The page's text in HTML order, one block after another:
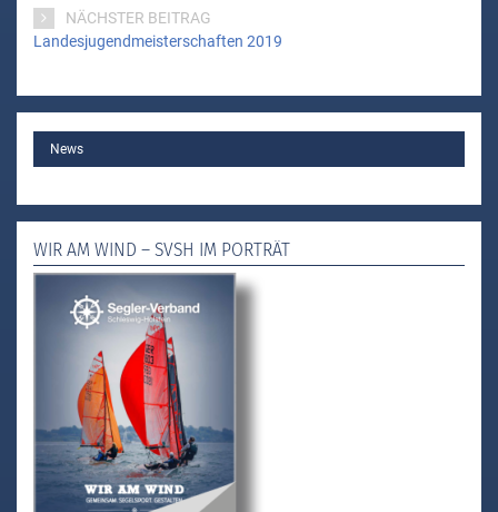
NÄCHSTER BEITRAG
Landesjugendmeisterschaften 2019
MAINNews
WIR AM WIND – SVSH IM PORTRÄT